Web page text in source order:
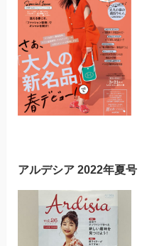
アルデシア 2022年夏号